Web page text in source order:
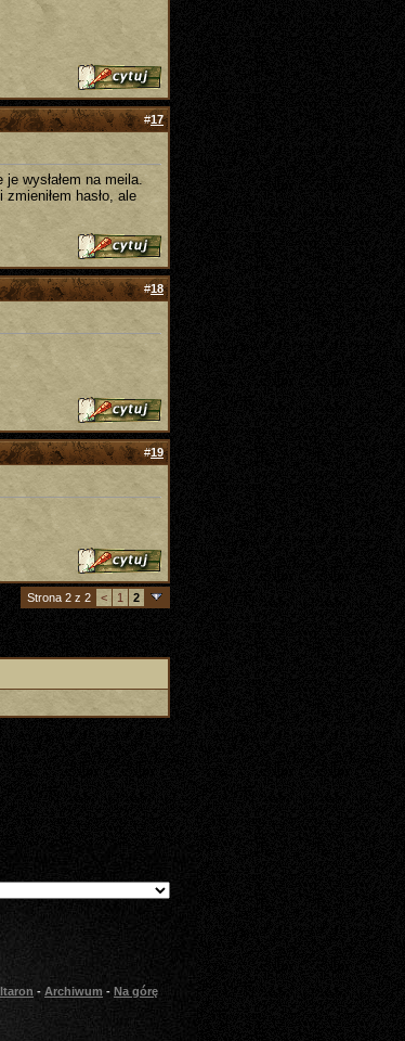
#17
wysłałem na meila.
hasło, ale
#18
#19
Strona 2 z 2 < 1 2
- Archiwum - Na górę